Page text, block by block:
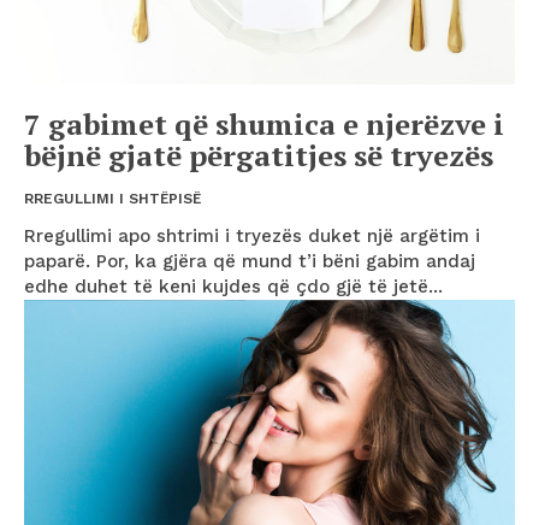
7 gabimet që shumica e njerëzve i
bëjnë gjatë përgatitjes së tryezës
RREGULLIMI I SHTËPISË
Rregullimi apo shtrimi i tryezës duket një argëtim i
paparë. Por, ka gjëra që mund t’i bëni gabim andaj
edhe duhet të keni kujdes që çdo gjë të jetë...